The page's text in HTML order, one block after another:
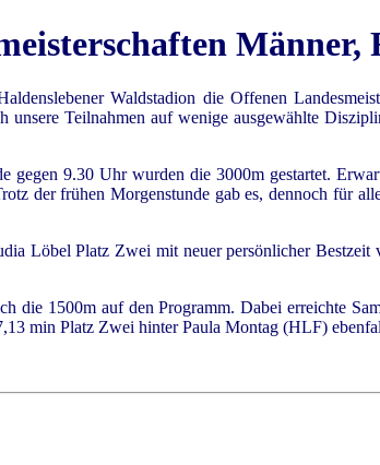
Waldstadion die Offenen
unsere Teilnahmen auf wenige ausgewählte
gegen 9.30 Uhr wurden die 3000m gestartet.
der frühen Morgenstunde gab es, dennoch für
Löbel Platz Zwei mit neuer persönlicher
die 1500m auf den Programm. Dabei erreichte
min Platz Zwei hinter Paula Montag (HLF)